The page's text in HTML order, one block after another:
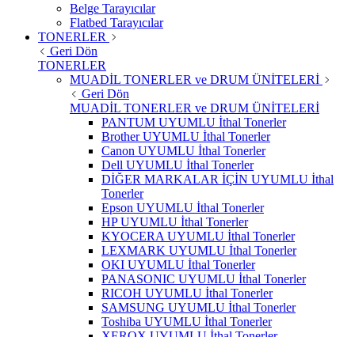
Belge Tarayıcılar
Flatbed Tarayıcılar
TONERLER
Geri Dön
TONERLER
MUADİL TONERLER ve DRUM ÜNİTELERİ
Geri Dön
MUADİL TONERLER ve DRUM ÜNİTELERİ
PANTUM UYUMLU İthal Tonerler
Brother UYUMLU İthal Tonerler
Canon UYUMLU İthal Tonerler
Dell UYUMLU İthal Tonerler
DİĞER MARKALAR İÇİN UYUMLU İthal
Tonerler
Epson UYUMLU İthal Tonerler
HP UYUMLU İthal Tonerler
KYOCERA UYUMLU İthal Tonerler
LEXMARK UYUMLU İthal Tonerler
OKI UYUMLU İthal Tonerler
PANASONIC UYUMLU İthal Tonerler
RICOH UYUMLU İthal Tonerler
SAMSUNG UYUMLU İthal Tonerler
Toshiba UYUMLU İthal Tonerler